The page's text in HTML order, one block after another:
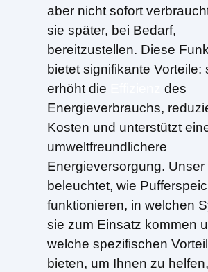
aber nicht sofort
sie später, bei Bedarf,
bereitzustellen. Diese
bietet signifikante Vorteile:
erhöht die
des
Energieverbrauchs,
Kosten und unterstützt
umweltfreundlichere
Energieversorgung.
beleuchtet, wie
funktionieren, in welchen
sie zum Einsatz kommen
welche spezifischen
bieten, um Ihnen zu